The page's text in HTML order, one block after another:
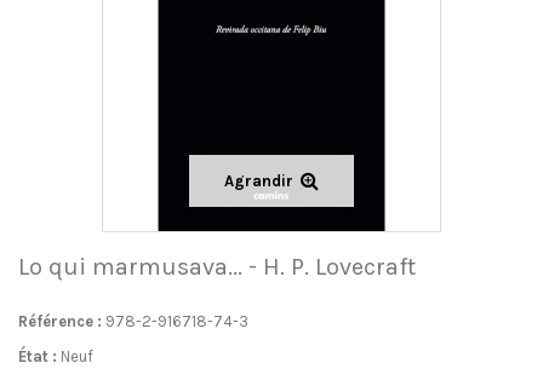
Agrandir
Lo qui marmusava... - H. P. Lovecraft
Référence : 978-2-916718-74-3
État : Neuf